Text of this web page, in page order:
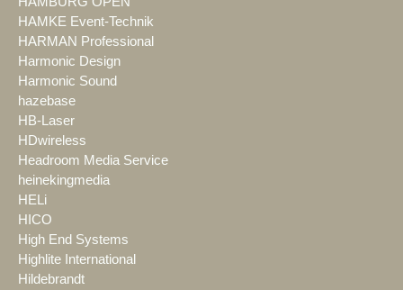
HAMKE Event-Technik
HARMAN Professional
Harmonic Design
Harmonic Sound
hazebase
HB-Laser
HDwireless
Headroom Media Service
heinekingmedia
HELi
HICO
High End Systems
Highlite International
Hildebrandt